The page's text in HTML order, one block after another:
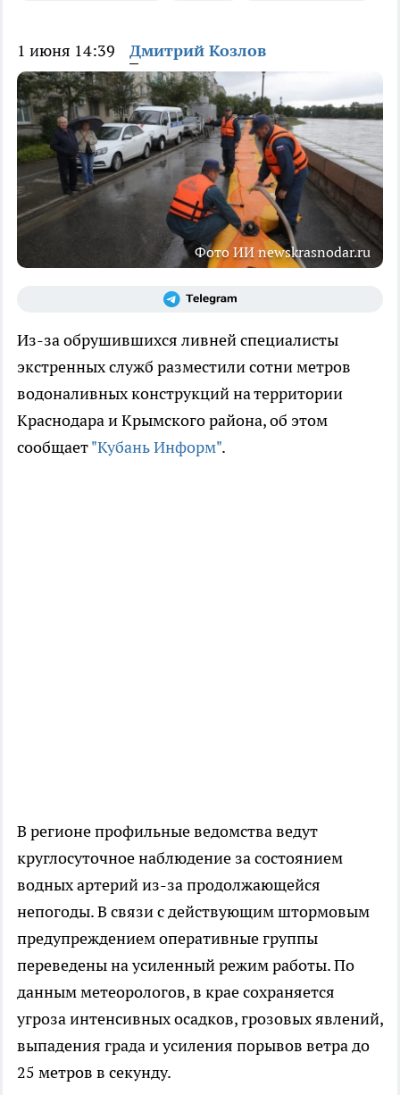
1 июня 14:39 Дмитрий Козлов
Фото ИИ newskrasnodar.ru
Из-за обрушившихся ливней специалисты
экстренных служб разместили сотни метров
водоналивных конструкций на территории
Краснодара и Крымского района, об этом
сообщает"Кубань Информ".
В регионе профильные ведомства ведут
круглосуточное наблюдение за состоянием
водных артерий из-за продолжающейся
непогоды. В связи с действующим штормовым
предупреждением оперативные группы
переведены на усиленный режим работы. По
данным метеорологов, в крае сохраняется
угроза интенсивных осадков, грозовых явлений,
выпадения града и усиления порывов ветра до
25 метров в секунду.